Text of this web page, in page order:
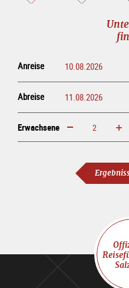
Anreise
Abreise
Erwachsene erhöhen